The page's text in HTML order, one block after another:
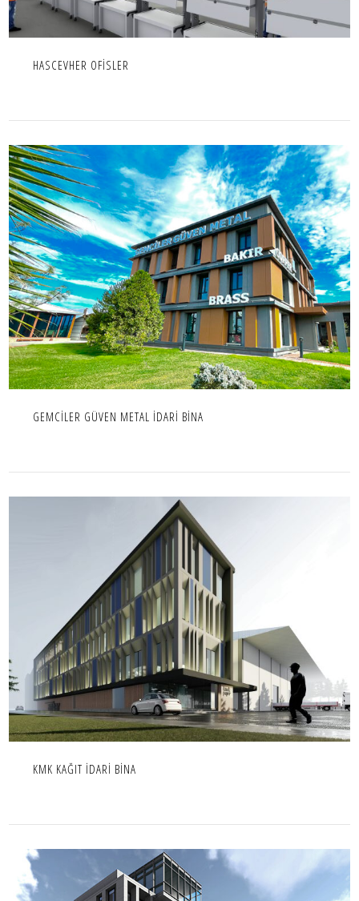
HASCEVHER OFİSLER
GEMCİLER GÜVEN METAL İDARİ BİNA
İÇ MEKAN,IC MEKAN,OFIS,PROJE,TICARI
GEMCİLER GÜVEN METAL İDARİ BİNA
KMK KAĞIT İDARİ BİNA
OFIS,PROJE
KMK KAĞIT İDARİ BİNA